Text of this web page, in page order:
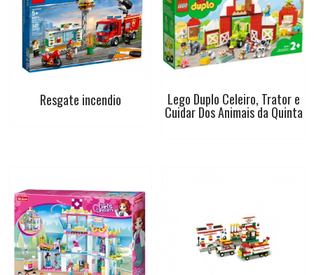
Resgate incendio Lego Duplo Celeiro, Trator e
Cuidar Dos Animais da Quinta